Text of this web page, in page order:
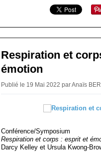
Respiration et
émotion
Publié le 19 Mai 2022 par Anaïs
Conférence/Symposium
Respiration et corps : esprit et
Darcy Kelley et Ursula Kwong-